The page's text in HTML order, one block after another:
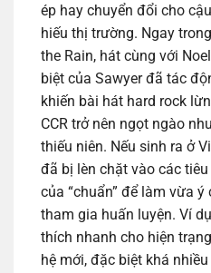
ép hay chuyển đổi cho
hiếu thị trường. Ngay
the Rain, hát cùng với
biệt của Sawyer đã tác
khiến bài hát hard rock
CCR trở nên ngọt ngào
thiếu niên. Nếu sinh ra ở
đã bị lèn chặt vào các
của “chuẩn” để làm vừa
tham gia huấn luyện. Ví
thích nhanh cho hiện
hệ mới, đặc biệt khá